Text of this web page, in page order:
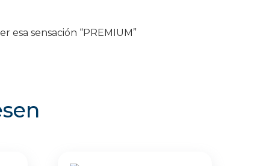
sensación “PREMIUM”